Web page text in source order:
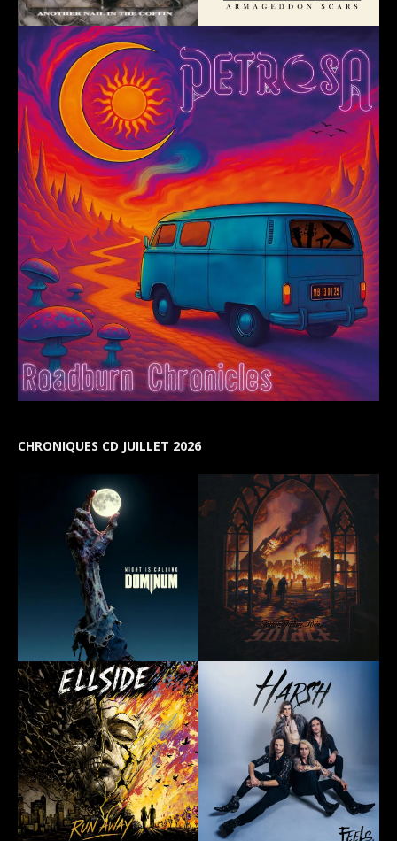
CHRONIQUES CD JUILLET 2026